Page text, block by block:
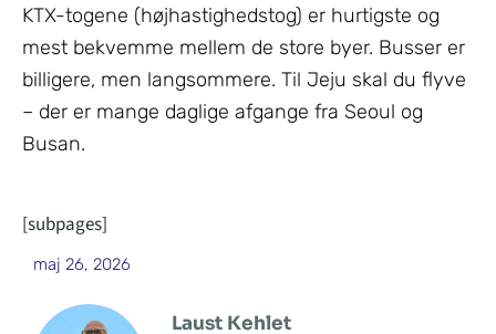
KTX-togene (højhastighedstog) er hurtigste og
mest bekvemme mellem de store byer. Busser er
billigere, men langsommere. Til Jeju skal du flyve
– der er mange daglige afgange fra Seoul og
Busan.
[subpages]
maj 26, 2026
Laust Kehlet